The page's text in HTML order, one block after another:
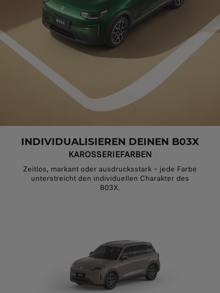
INDIVIDUALISIEREN DEINEN B03X
KAROSSERIEFARBEN
Zeitlos, markant oder ausdrucksstark – jede Farbe
unterstreicht den individuellen Charakter des
B03X.